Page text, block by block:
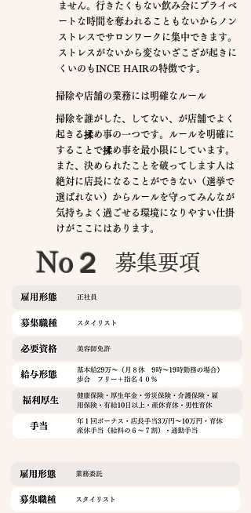
ません。行きたくもない飲み会にプライベ
ートな時間を奪われることもないからノン
ストレスでサロンワークに集中できます。
ストレスがないから変ないざこざが起きに
くいのもINCE HAIRの特徴です。
掃除や店舗の業務には明確なルール
掃除を誰がした、してない、が店舗でよく
起きる揉め事の一つです。ルールを明確に
することで揉め事を最小限にしています。
また、決められたことを破ってします人は
絶対に店長になることができない（選挙で
選ばれない）からルールを守ってみんなが
気持ちよく過ごせる環境になりやすい仕掛
けがここにはあります。
No２ 募集要項